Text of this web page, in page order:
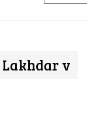
v